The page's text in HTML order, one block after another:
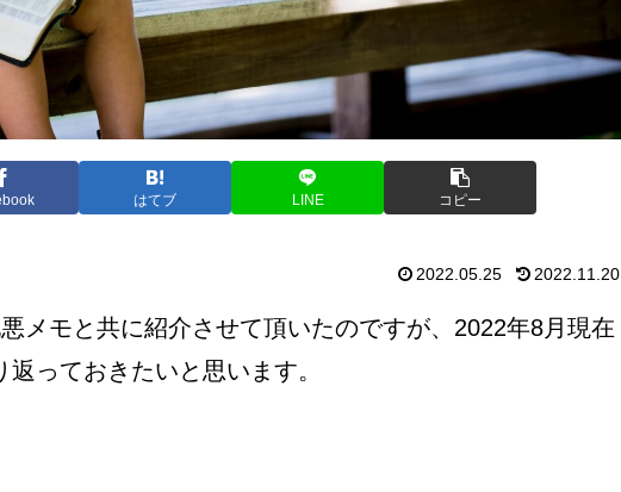
はてブ LINE コピー
2022.05.25 2022.11.20
メモと共に紹介させて頂いたのですが、2022年8月現在
っておきたいと思います。